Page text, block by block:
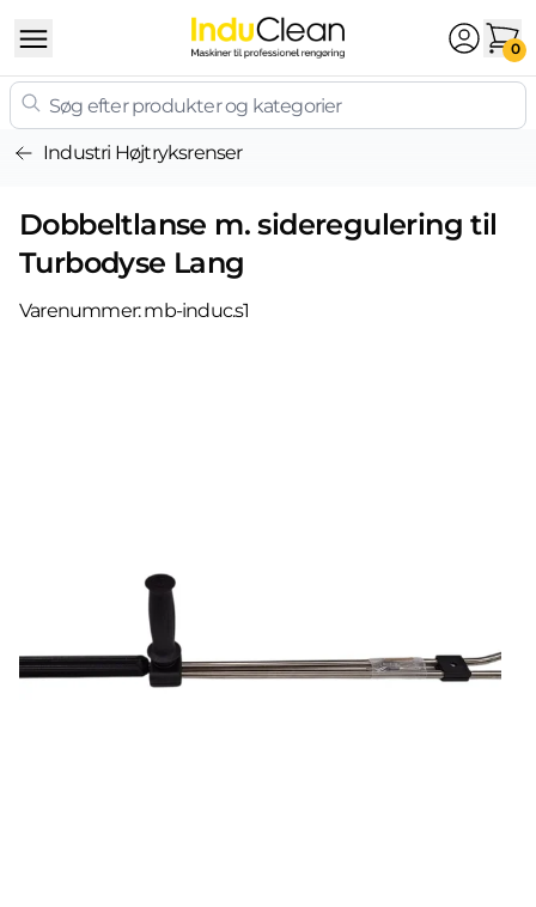
0
Industri Højtryksrenser
Dobbeltlanse m. sideregulering til
Turbodyse Lang
Varenummer:mb-induc.s1